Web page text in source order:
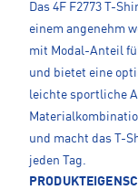
Das 4F F2773 T-
einem angenehm
mit Modal-Anteil
und bietet eine
leichte sportliche
und macht das T-
jeden Tag.